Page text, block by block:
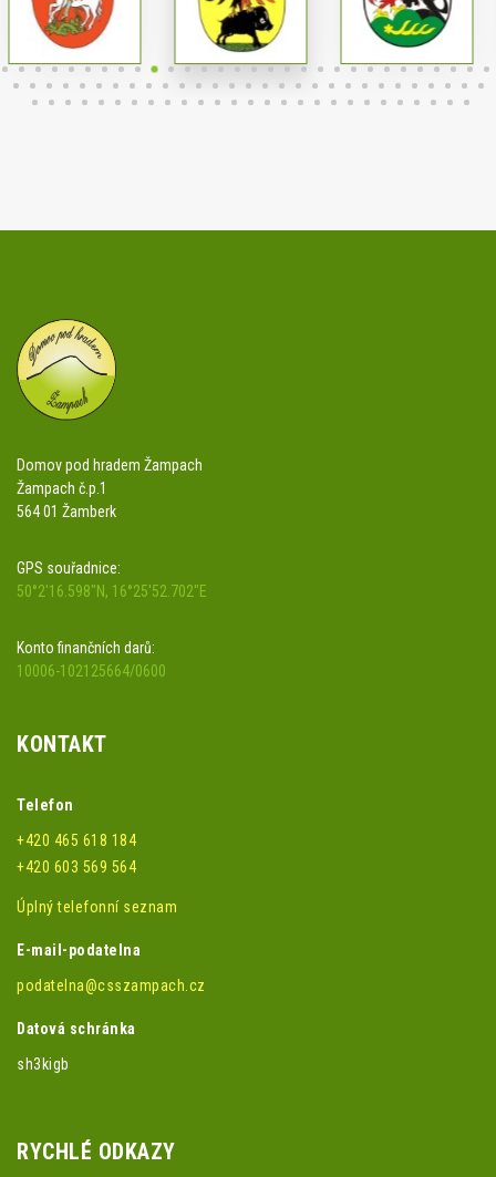
Domov pod hradem Žampach
Žampach č.p.1
564 01 Žamberk
GPS souřadnice:
50°2'16.598"N, 16°25'52.702"E
Konto finančních darů:
10006-102125664/0600
KONTAKT
Telefon
+420 465 618 184
+420 603 569 564
Úplný telefonní seznam
E-mail-podatelna
podatelna@csszampach.cz
Datová schránka
sh3kigb
RYCHLÉ ODKAZY